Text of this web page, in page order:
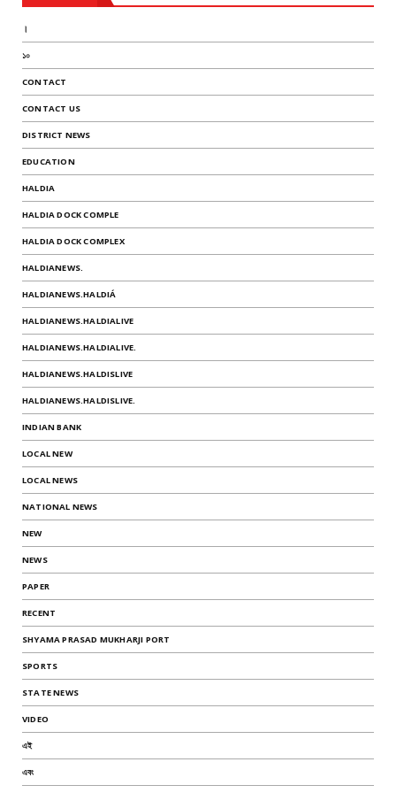
।
১০
CONTACT
CONTACT US
DISTRICT NEWS
EDUCATION
HALDIA
HALDIA DOCK COMPLE
HALDIA DOCK COMPLEX
HALDIANEWS.
HALDIANEWS.HALDIÁ
HALDIANEWS.HALDIALIVE
HALDIANEWS.HALDIALIVE.
HALDIANEWS.HALDISLIVE
HALDIANEWS.HALDISLIVE.
INDIAN BANK
LOCAL NEW
LOCAL NEWS
NATIONAL NEWS
NEW
NEWS
PAPER
RECENT
SHYAMA PRASAD MUKHARJI PORT
SPORTS
STATE NEWS
VIDEO
এই
এবং